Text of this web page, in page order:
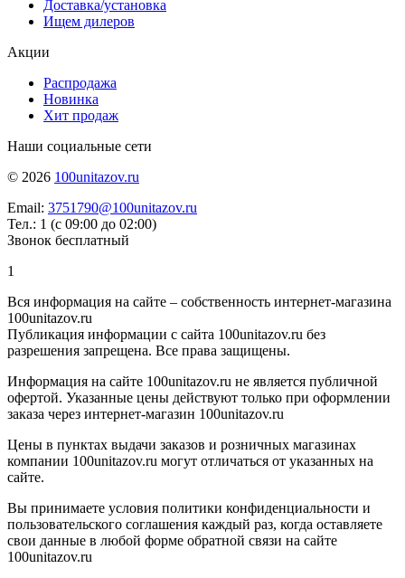
Доставка/установка
Ищем дилеров
Акции
Распродажа
Новинка
Хит продаж
Наши социальные сети
© 2026 100unitazov.ru
Email: 3751790@100unitazov.ru
Тел.: 1 (с 09:00 до 02:00)
Звонок бесплатный
1
Вся информация на сайте – собственность интернет-магазина
100unitazov.ru
Публикация информации с сайта 100unitazov.ru без
разрешения запрещена. Все права защищены.
Информация на сайте 100unitazov.ru не является публичной
офертой. Указанные цены действуют только при оформлении
заказа через интернет-магазин 100unitazov.ru
Цены в пунктах выдачи заказов и розничных магазинах
компании 100unitazov.ru могут отличаться от указанных на
сайте.
Вы принимаете условия политики конфиденциальности и
пользовательского соглашения каждый раз, когда оставляете
свои данные в любой форме обратной связи на сайте
100unitazov.ru